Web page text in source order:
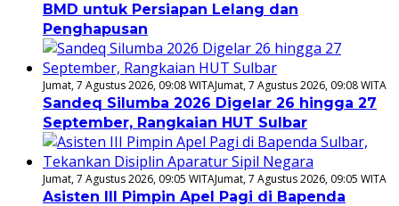
BMD untuk Persiapan Lelang dan
Penghapusan
Jumat, 7 Agustus 2026, 09:08 WITAJumat, 7 Agustus 2026, 09:08 WITA
Sandeq Silumba 2026 Digelar 26 hingga 27
September, Rangkaian HUT Sulbar
Jumat, 7 Agustus 2026, 09:05 WITAJumat, 7 Agustus 2026, 09:05 WITA
Asisten III Pimpin Apel Pagi di Bapenda